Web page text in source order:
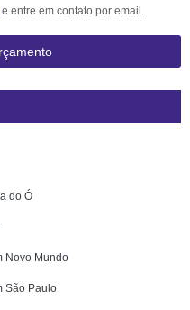
e entre em contato por email.
do Ó
Novo Mundo
São Paulo